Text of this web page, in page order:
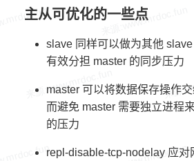
repl-diskless-sync
repl-diskless-sync-delay
repl-diskless-load
repl- disable-tcp-nodelay
replica -priority 100
lazyfree-lazy-eviction no
lazyfree-lazy-expire no
lazyfree-lazy-
lazyfree-lazy-user-del no
主从可优化的一些点
slave 同样可以做为其他
有效分担 master 的同步压力
master 可以将数据保存操作
而避免 master 需要独立进程
的压力
repl-disable-tcp-nodelay 应对